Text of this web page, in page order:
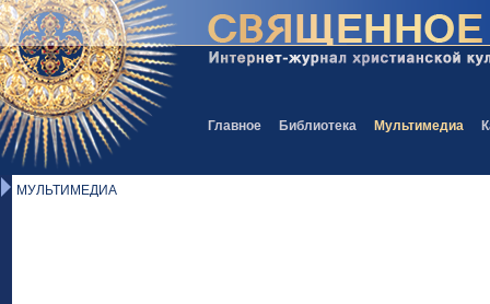
Главное Библиотека Мультимедиа
МУЛЬТИМЕДИА